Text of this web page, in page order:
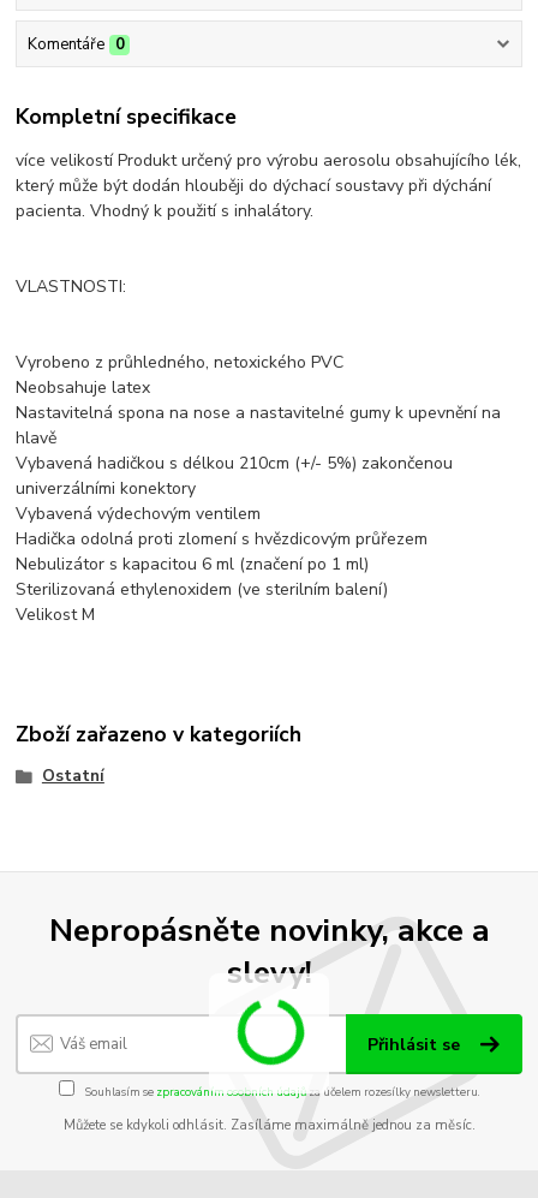
Komentáře 0
Kompletní specifikace
více velikostí Produkt určený pro výrobu aerosolu obsahujícího lék,
který může být dodán hlouběji do dýchací soustavy při dýchání
pacienta. Vhodný k použití s inhalátory.
VLASTNOSTI:
Vyrobeno z průhledného, netoxického PVC
Neobsahuje latex
Nastavitelná spona na nose a nastavitelné gumy k upevnění na
hlavě
Vybavená hadičkou s délkou 210cm (+/- 5%) zakončenou
univerzálními konektory
Vybavená výdechovým ventilem
Hadička odolná proti zlomení s hvězdicovým průřezem
Nebulizátor s kapacitou 6 ml (značení po 1 ml)
Sterilizovaná ethylenoxidem (ve sterilním balení)
Velikost M
Zboží zařazeno v kategoriích
Ostatní
Nepropásněte novinky, akce a
slevy!
Přihlásit se
Souhlasím se zpracováním osobních údajůza účelem rozesílky newsletteru.
Můžete se kdykoli odhlásit. Zasíláme maximálně jednou za měsíc.